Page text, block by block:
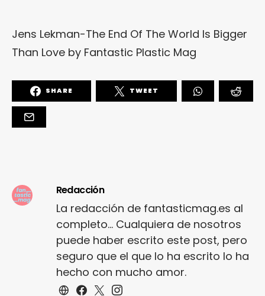
Jens Lekman-The End Of The World Is Bigger
Than Love by Fantastic Plastic Mag
SHARE TWEET
Redacción
La redacción de fantasticmag.es al
completo... Cualquiera de nosotros
puede haber escrito este post, pero
seguro que el que lo ha escrito lo ha
hecho con mucho amor.